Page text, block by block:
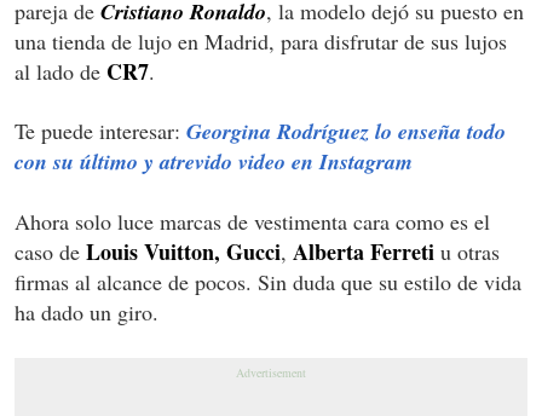
pareja de Cristiano Ronaldo, la modelo dejó su puesto en
una tienda de lujo en Madrid, para disfrutar de sus lujos
al lado de CR7.
Te puede interesar: Georgina Rodríguez lo enseña todo
con su último y atrevido video en Instagram
Ahora solo luce marcas de vestimenta cara como es el
caso de Louis Vuitton, Gucci, Alberta Ferreti u otras
firmas al alcance de pocos. Sin duda que su estilo de vida
ha dado un giro.